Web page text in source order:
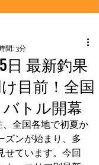
日 最新釣果
目前！全国
トル開幕
間: 3分
全国各地で初夏か
ズンが始まり、多
せています。今回